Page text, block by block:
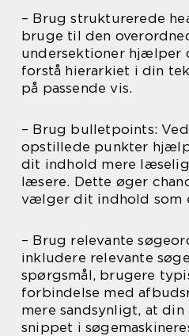
– Brug strukturerede
bruge til den
undersektioner hjælper
forstå hierarkiet i din
på passende vis.
– Brug bulletpoints:
opstillede punkter
dit indhold mere
læsere. Dette øger
vælger dit indhold som
– Brug relevante
inkludere relevante
spørgsmål, brugere
forbindelse med
mere sandsynligt, at
snippet i